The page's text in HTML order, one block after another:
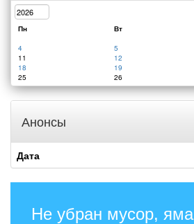
Пн Вт
4
5
11
12
18
19
25
26
Анонсы
Дата
Не убран мусор, яма